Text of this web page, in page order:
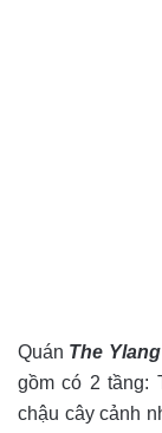
Quán The
gồm có 2 tầng:
chậu cây cảnh